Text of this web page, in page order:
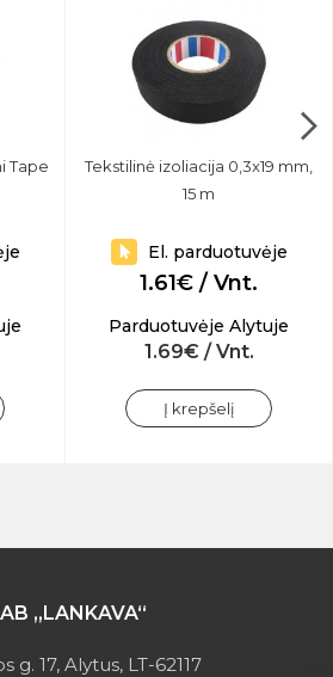
Tape
Tekstilinė izoliacija 0,3x19 mm,
15 m
El. parduotuvėje
1.61€ / Vnt.
Parduotuvėje Alytuje
1.69€ / Vnt.
Į krepšelį
„LANKAVA“
g. 17, Alytus, LT-62117